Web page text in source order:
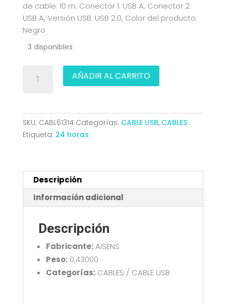
de cable: 10 m. Conector 1: USB A, Conector 2:
USB A, Versión USB: USB 2.0, Color del producto:
Negro
3 disponibles
CON
AMPLIFICADOR
10M
AISENS
A101-
cantidad
AÑADIR AL CARRITO
SKU: CABL61314 Categorías: CABLE USB, CABLES
Etiqueta: 24 horas
Descripción
Información adicional
Descripción
Fabricante:AISENS
Peso:0,43000
Categorías:CABLES / CABLE USB